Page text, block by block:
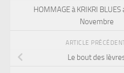
HOMMAGE à KRIKRI BLUES
Novembre
ARTICLE
Le bout des